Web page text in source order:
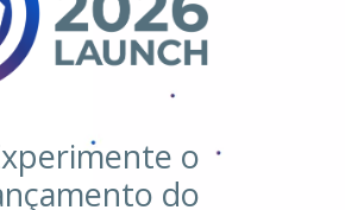
o
do